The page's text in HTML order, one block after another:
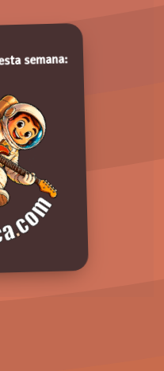
semana: